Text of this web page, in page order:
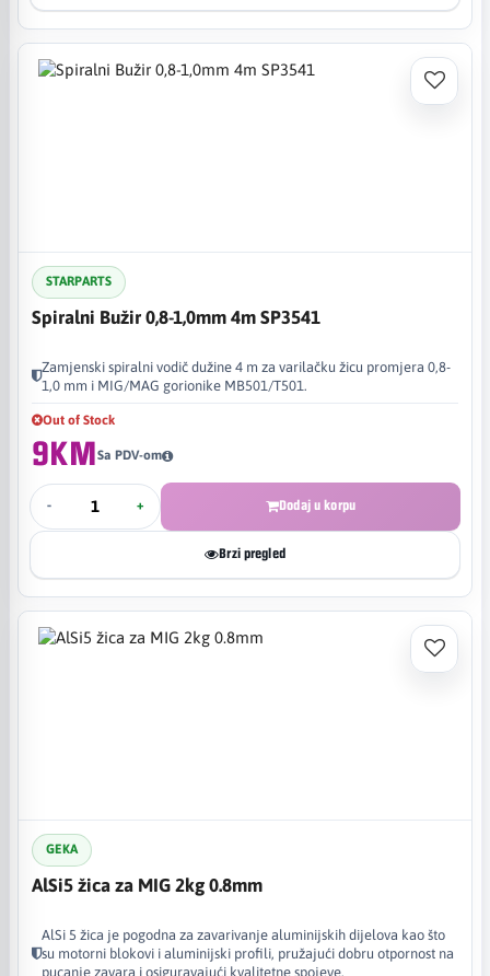
STARPARTS
Spiralni Bužir 0,8-1,0mm 4m SP3541
Zamjenski spiralni vodič dužine 4 m za varilačku žicu promjera 0,8-
1,0 mm i MIG/MAG gorionike MB501/T501.
Out of Stock
9KMSa PDV-om
- + Dodaj u korpu
Brzi pregled
GEKA
AlSi5 žica za MIG 2kg 0.8mm
AlSi 5 žica je pogodna za zavarivanje aluminijskih dijelova kao što
su motorni blokovi i aluminijski profili, pružajući dobru otpornost na
pucanje zavara i osiguravajući kvalitetne spojeve.